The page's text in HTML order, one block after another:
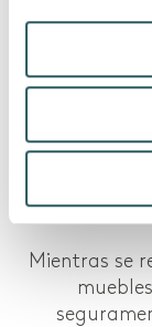
Mientras se